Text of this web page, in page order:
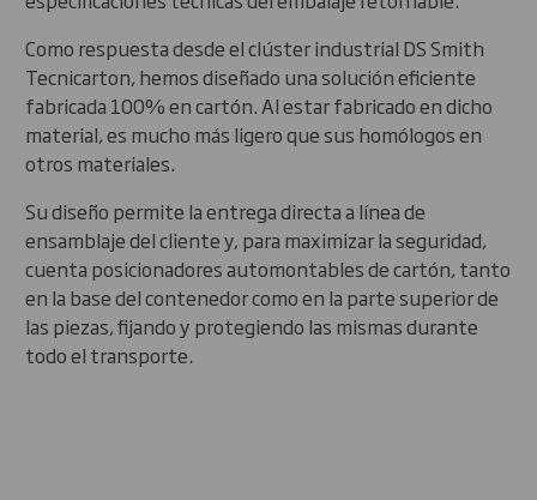
Como respuesta desde el clúster industrial DS Smith
Tecnicarton, hemos diseñado una solución eficiente
fabricada 100% en cartón. Al estar fabricado en dicho
material, es mucho más ligero que sus homólogos en
otros materiales.
Su diseño permite la entrega directa a línea de
ensamblaje del cliente y, para maximizar la seguridad,
cuenta posicionadores automontables de cartón, tanto
en la base del contenedor como en la parte superior de
las piezas, fijando y protegiendo las mismas durante
todo el transporte.